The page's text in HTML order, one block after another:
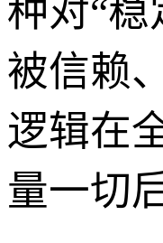
种对“
被信赖
逻辑在
量一切